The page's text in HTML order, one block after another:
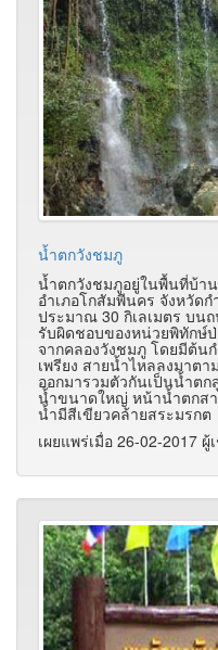
น้ำตกวังชมภู
น้ำตกวังชมภูอยู่ในพื้นที่บ้า
อำเภอโกสัมพีนคร จังหวัดก
ประมาณ 30 กิเลเมตร บน
รับผิดชอบของหน่วยพิทักษ์
จากคลองวังชมภู โดยมีต้น
เพรียง สายน้ำไหลลงมาต
ออกมารวมตัวกันเป็นน้ำต
น้ำขนาดใหญ่ หน้าน้ำตกส
น้ำมีสีเขียวคล้ายสระมรกต
เผยแพร่เมื่อ 26-02-2017